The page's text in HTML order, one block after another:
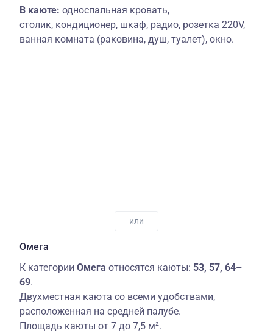
В каюте: односпальная кровать,
столик, кондиционер, шкаф, радио, розетка 220V,
ванная комната (раковина, душ, туалет), окно.
Омега
К категории Омега относятся каюты: 53, 57, 64–
69.
Двухместная каюта со всеми удобствами,
расположенная на средней палубе.
Площадь каюты от 7 до 7,5 м².